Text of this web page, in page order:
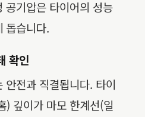
공기압은 타이어의 성능
돕습니다.
확인
안전과 직결됩니다. 타이
) 깊이가 마모 한계선(일